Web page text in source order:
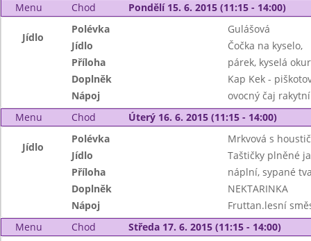
Menu Chod Pondělí 15. 6. 2015 (11:15 - 14:00)
Jídlo
Polévka
Gulášová
Jídlo
Čočka na kyselo,
Příloha
párek, kyselá
Doplněk
Kap Kek -
Nápoj
ovocný čaj
Menu
Chod Úterý 16. 6. 2015 (11:15 - 14:00)
Jídlo
Polévka
Mrkvová s
Jídlo
Taštičky plněné
Příloha
náplní, sypané
Doplněk
NEKTARINKA
Nápoj
Fruttan.lesní
Menu
Chod Středa 17. 6. 2015 (11:15 - 14:00)